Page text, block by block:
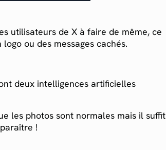
utilisateurs de X à faire de même, ce
ou des messages cachés.
deux intelligences artificielles
les photos sont normales mais il suffit
!